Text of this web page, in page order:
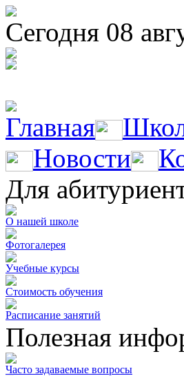
Сегодня 08
Главная
Новости
Для
О нашей школе
Фотогалерея
Учебные курсы
Стоимость обучения
Расписание занятий
Полезная
Часто задаваемые вопросы